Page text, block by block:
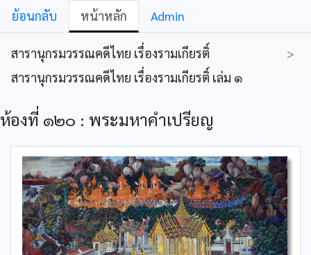
ย้อนกลับ หน้าหลัก Admin
สารานุกรมวรรณคดีไทย เรื่องรามเกียรติ์
>
สารานุกรมวรรณคดีไทย เรื่องรามเกียรติ์ เล่ม ๑
ห้องที่ ๑๒๐ : พระมหาคำเปรียญ